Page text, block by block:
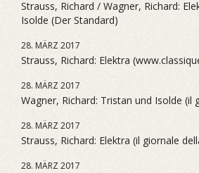
Strauss, Richard / Wagner, Richard:
Isolde (Der Standard)
28. MÄRZ 2017
Strauss, Richard: Elektra
28. MÄRZ 2017
Wagner, Richard: Tristan und Isolde (il
28. MÄRZ 2017
Strauss, Richard: Elektra (il giornale
28. MÄRZ 2017